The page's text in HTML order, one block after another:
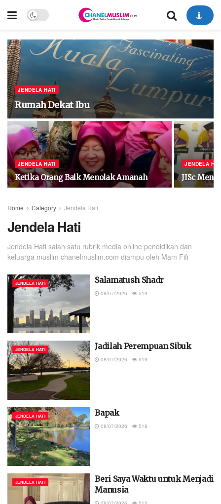
JENDELA HATI
Rumah Dekat Ibu
JENDELA HATI
Ketika Orang Baik Menolak Amanah
JENDELA
JISc
Home Category Jendela Hati
Jendela Hati
Jendela Hati salah satu rubrik media online pendidikan dan
keluarga muslim chanelmuslim.com diampu oleh Mam Fifi
JENDELA HATI Salamatush Shadr
08/07/2026 519
JENDELA HATI Jadilah Perempuan Sibuk
08/07/2026 519
JENDELA HATI Bapak
08/07/2026 518
JENDELA HATI
Beri Saya Waktu untuk Menjadi
Manusia